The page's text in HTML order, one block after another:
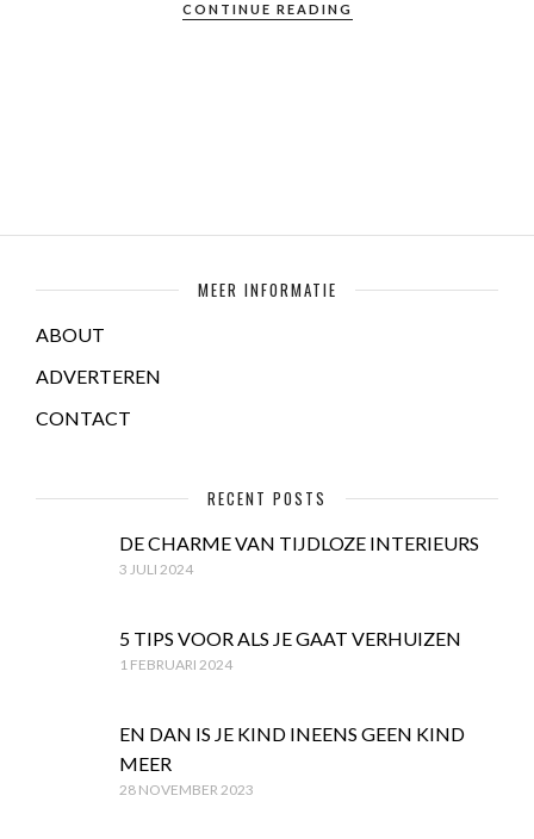
CONTINUE READING
MEER INFORMATIE
ABOUT
ADVERTEREN
CONTACT
RECENT POSTS
DE CHARME VAN TIJDLOZE INTERIEURS
3 JULI 2024
5 TIPS VOOR ALS JE GAAT VERHUIZEN
1 FEBRUARI 2024
EN DAN IS JE KIND INEENS GEEN KIND
MEER
28 NOVEMBER 2023